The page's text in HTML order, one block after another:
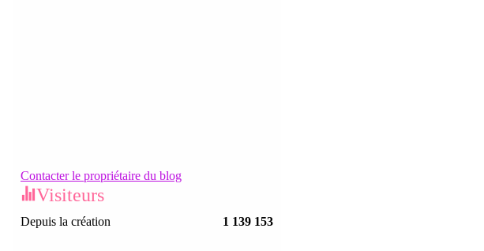
Contacter le propriétaire du blog
Visiteurs
Depuis la création 1 139 153